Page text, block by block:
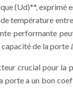
(Ud)**, exprimé
température
performante
de la porte
crucial pour
porte a un bon